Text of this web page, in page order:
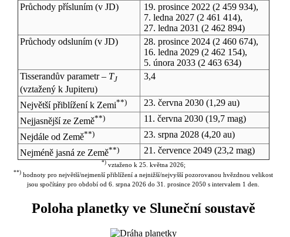
Průchody přísluním (v JD) 19. prosince 2022 (2 459 934),
7. ledna 2027(2 461 414),
27. ledna 2031 (2 462 894)
Průchody odsluním (v JD) 28. prosince 2024(2 460 674),
16. ledna 2029(2 462 154),
5. února 2033(2 463 634)
Tisserandův parametr – TJ
(vztažený k Jupiteru)
3,4
Největší přiblížení k Zemi**) 23. června 2030(1,29 au)
Nejjasnější ze Země**) 11. června 2030(19,7 mag)
Nejdále od Země**) 23. srpna 2028(4,20 au)
Nejméně jasná ze Země**) 21. července 2049(23,2 mag)
*)vztaženo k 25. května 2026;
**) hodnoty pro největší/nejmenší přiblížení a nejnižší/nejvyšší pozorovanou hvězdnou velikost
jsou spočítány pro období od 6. srpna 2026 do 31. prosince 2050 s intervalem 1 den.
Poloha planetky ve Sluneční soustavě